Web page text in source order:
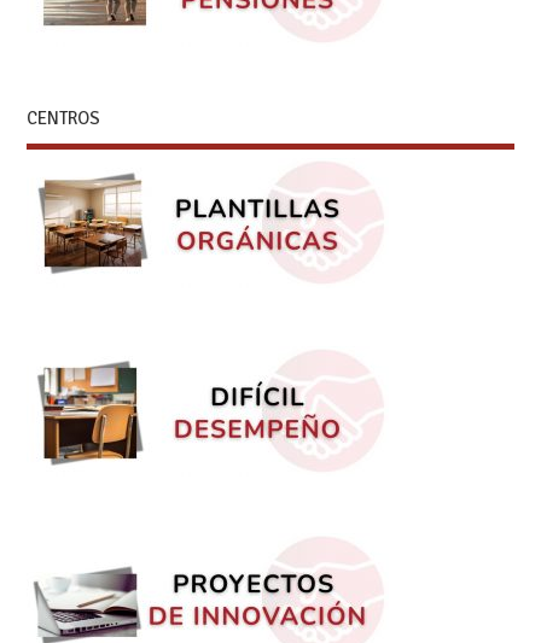
CENTROS